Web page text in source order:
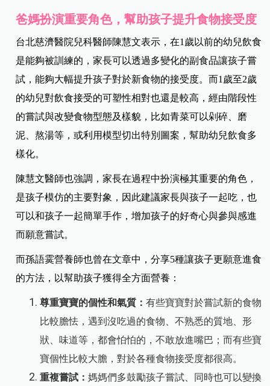
爸媽扮演重要角色，幫助孩子提升食物接受度
台北慈濟醫院兒科醫師陳慧文表示，在1歲以前的幼兒飲食
是能夠被訓練的，家長可以透過多變化的副食品讓孩子嘗
試，能夠大幅提升孩子對於新食物的接受度。而1歲至2歲
的幼兒對飲食接受的可塑性相對也還是較高，經由階段性
的嘗試與改變食物型態及樣貌，比如青菜可以剁碎、磨
泥、熬湯等，或利用模型切出特別圖案，幫助幼兒飲食多
樣化。
陳慧文醫師也強調，家長在過程中扮演極其重要的角色，
是孩子模仿的主要對象，因此建議家長與孩子一起吃，也
可以和孩子一起簡單手作，增加孩子的好奇心與參與感進
而願意嘗試。
而孫語霙營養師也曾在文章中，分享5種讓孩子更願意進食
的方法，以幫助孩子獲得全方面營養：
尊重寶寶的個性和氣質：有些寶寶對於嘗試新的食物
比較膽怯，遇到沒吃過的食物、不熟悉的質地、形
狀、味道等，都會怕怕的，不敢放進嘴巴；而有些寶
寶個性比較大膽，對於各種食物接受度都很高。
重複嘗試：媽媽們多鼓勵孩子嘗試、同時也可以變換